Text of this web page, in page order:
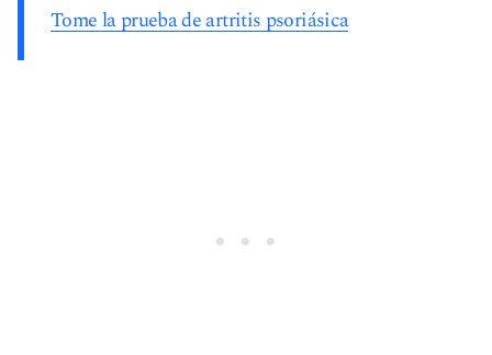
Tome la prueba de artritis psoriásica